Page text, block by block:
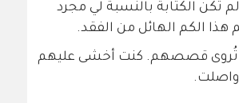
لم تكن الكتابة بالنسبة لي مجرد
الكم الهائل من الفقد.
تُروى قصصهم. كنت أخشى عليهم
واصلت.